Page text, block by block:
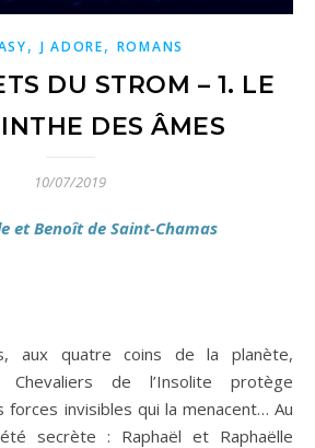
, J ADORE, ROMANS
DU STROM – 1. LE
DES ÂMES
10/07/2019
et Benoît de Saint-Chamas
aux quatre coins de la planète,
Chevaliers de l’Insolite protège
forces invisibles qui la menacent… Au
secrète : Raphaël et Raphaëlle